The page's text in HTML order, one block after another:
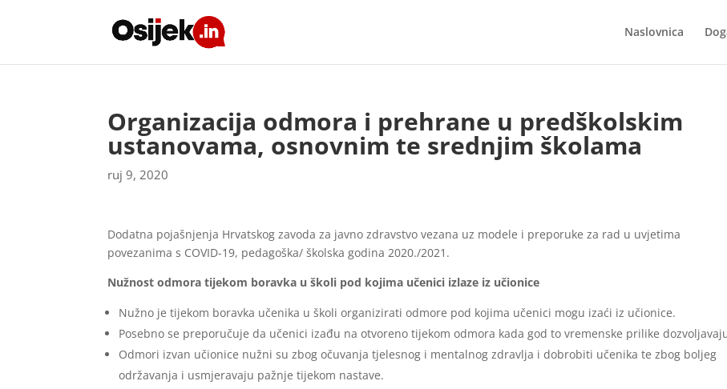
Naslovnica
Organizacija odmora i prehrane u predškolskim
ustanovama, osnovnim te srednjim školama
ruj 9, 2020
Dodatna pojašnjenja Hrvatskog zavoda za javno zdravstvo vezana uz modele i preporuke za rad u uvjetima
povezanima s COVID-19, pedagoška/ školska godina 2020./2021.
Nužnost odmora tijekom boravka u školi pod kojima učenici izlaze iz učionice
Nužno je tijekom boravka učenika u školi organizirati odmore pod kojima učenici mogu izaći iz učionice.
Posebno se preporučuje da učenici izađu na otvoreno tijekom odmora kada god to vremenske prilike
Odmori izvan učionice nužni su zbog očuvanja tjelesnog i mentalnog zdravlja i dobrobiti učenika te zbog boljeg
održavanja i usmjeravaju pažnje tijekom nastave.